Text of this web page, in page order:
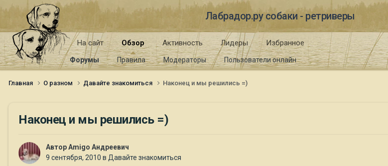
Лабрадор.ру собаки - ретриверы
На сайт Обзор
Форумы Правила Модераторы Пользователи онлайн
Активность Лидеры Избранное
Главная О разном Давайте знакомиться Наконец и мы решились =)
Наконец и мы решились =)
АвторAmigo Андреевич
9 сентября, 2010 в Давайте знакомиться